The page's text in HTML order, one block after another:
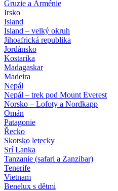
Gruzie a Arménie
Irsko
Island
Island – velký okruh
Jihoafrická republika
Jordánsko
Kostarika
Madagaskar
Madeira
Nepál
Nepál – trek pod Mount Everest
Norsko – Lofoty a Nordkapp
Omán
Patagonie
Řecko
Skotsko letecky
Srí Lanka
Tanzanie (safari a Zanzibar)
Tenerife
Vietnam
Benelux s dětmi